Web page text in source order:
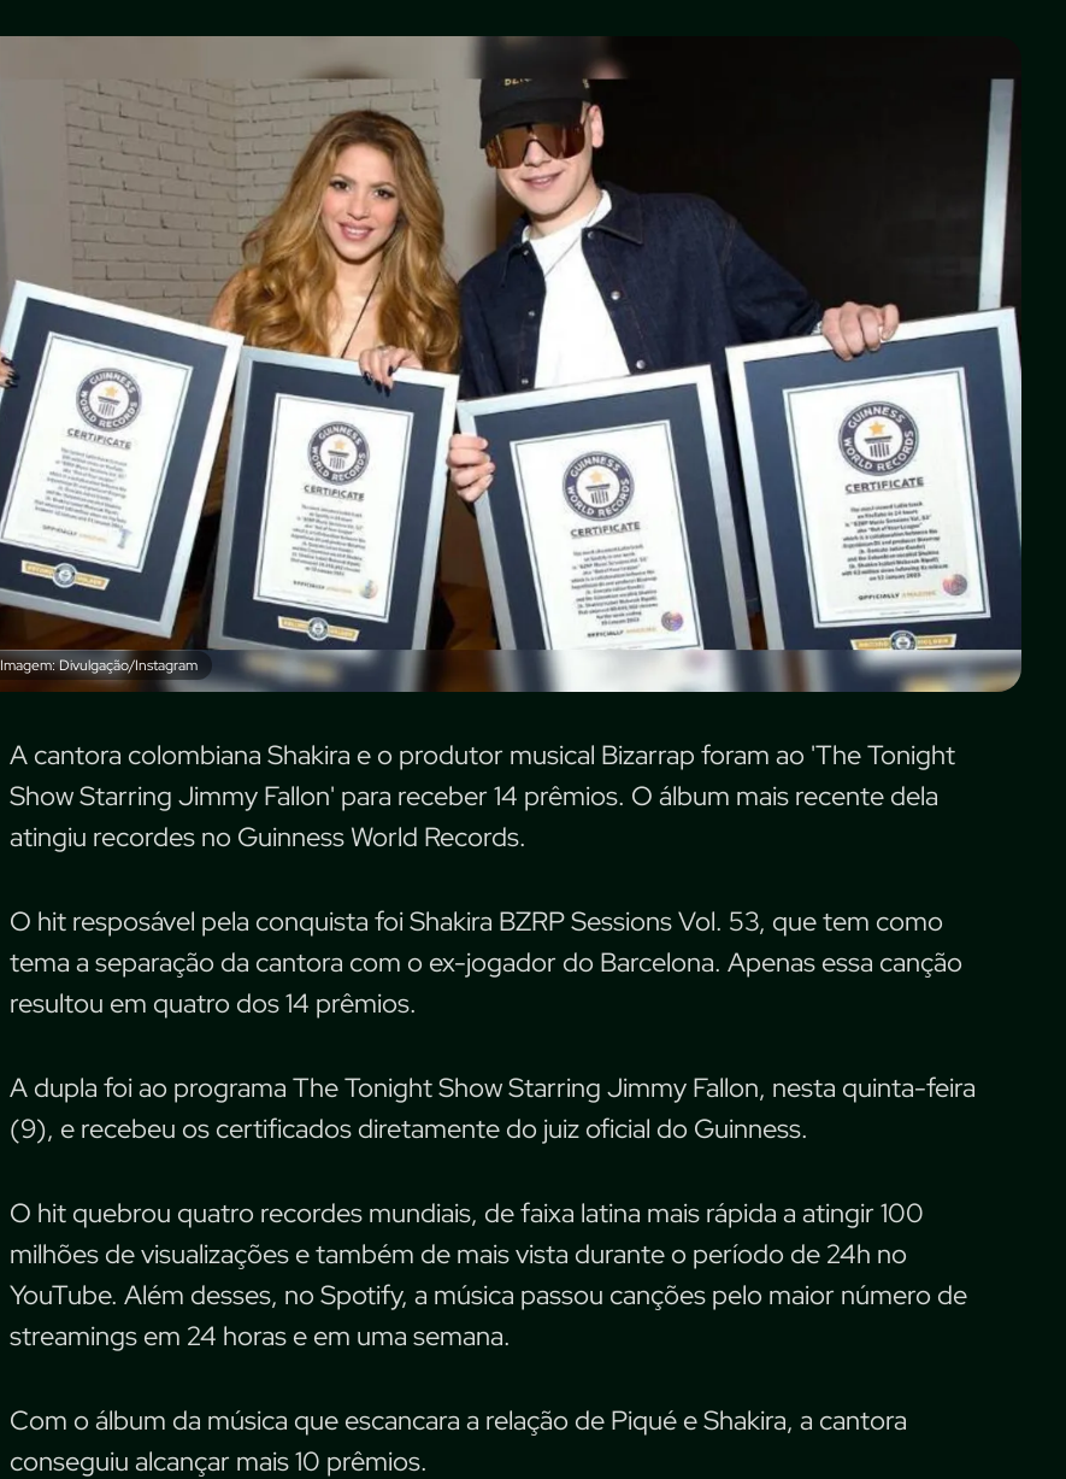
Imagem: Divulgação/Instagram
A cantora colombiana Shakira e o produtor musical Bizarrap foram ao 'The Tonight
Show Starring Jimmy Fallon' para receber 14 prêmios. O álbum mais recente dela
atingiu recordes no Guinness World Records.
O hit resposável pela conquista foi Shakira BZRP Sessions Vol. 53, que tem como
tema a separação da cantora com o ex-jogador do Barcelona. Apenas essa canção
resultou em quatro dos 14 prêmios.
A dupla foi ao programa The Tonight Show Starring Jimmy Fallon, nesta quinta-feira
(9), e recebeu os certificados diretamente do juiz oficial do Guinness.
O hit quebrou quatro recordes mundiais, de faixa latina mais rápida a atingir 100
milhões de visualizações e também de mais vista durante o período de 24h no
YouTube. Além desses, no Spotify, a música passou canções pelo maior número de
streamings em 24 horas e em uma semana.
Com o álbum da música que escancara a relação de Piqué e Shakira, a cantora
conseguiu alcançar mais 10 prêmios.